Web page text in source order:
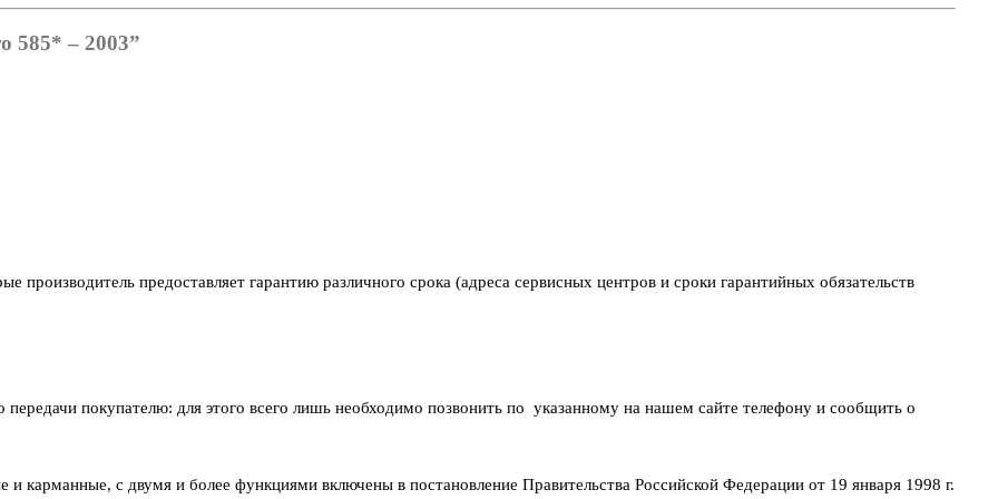
585* – 2003”
производитель предоставляет гарантию различного срока (адреса сервисных центров и сроки гарантийных обязательств
передачи покупателю: для этого всего лишь необходимо позвонить по указанному на нашем сайте телефону и сообщить о
карманные, с двумя и более функциями включены в постановление Правительства Российской Федерации от 19 января 1998 г.